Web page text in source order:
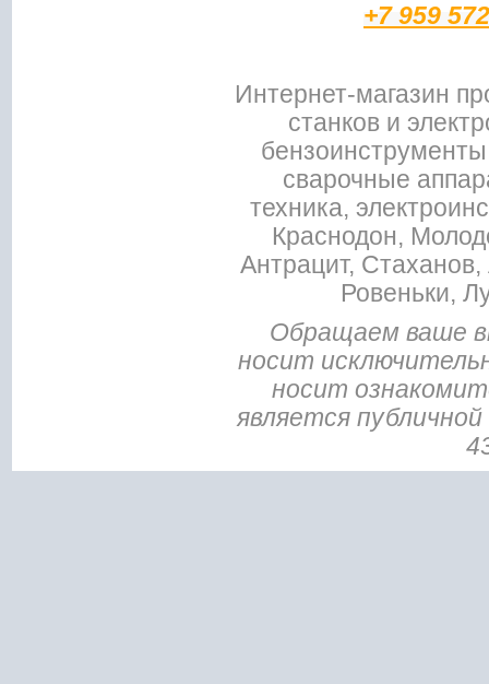
+7 959
Интернет-магазин
станков и
сварочные
техника,
Краснодон,
Антрацит,
Ровеньки,
Обращаем ваше
носит
носит
является